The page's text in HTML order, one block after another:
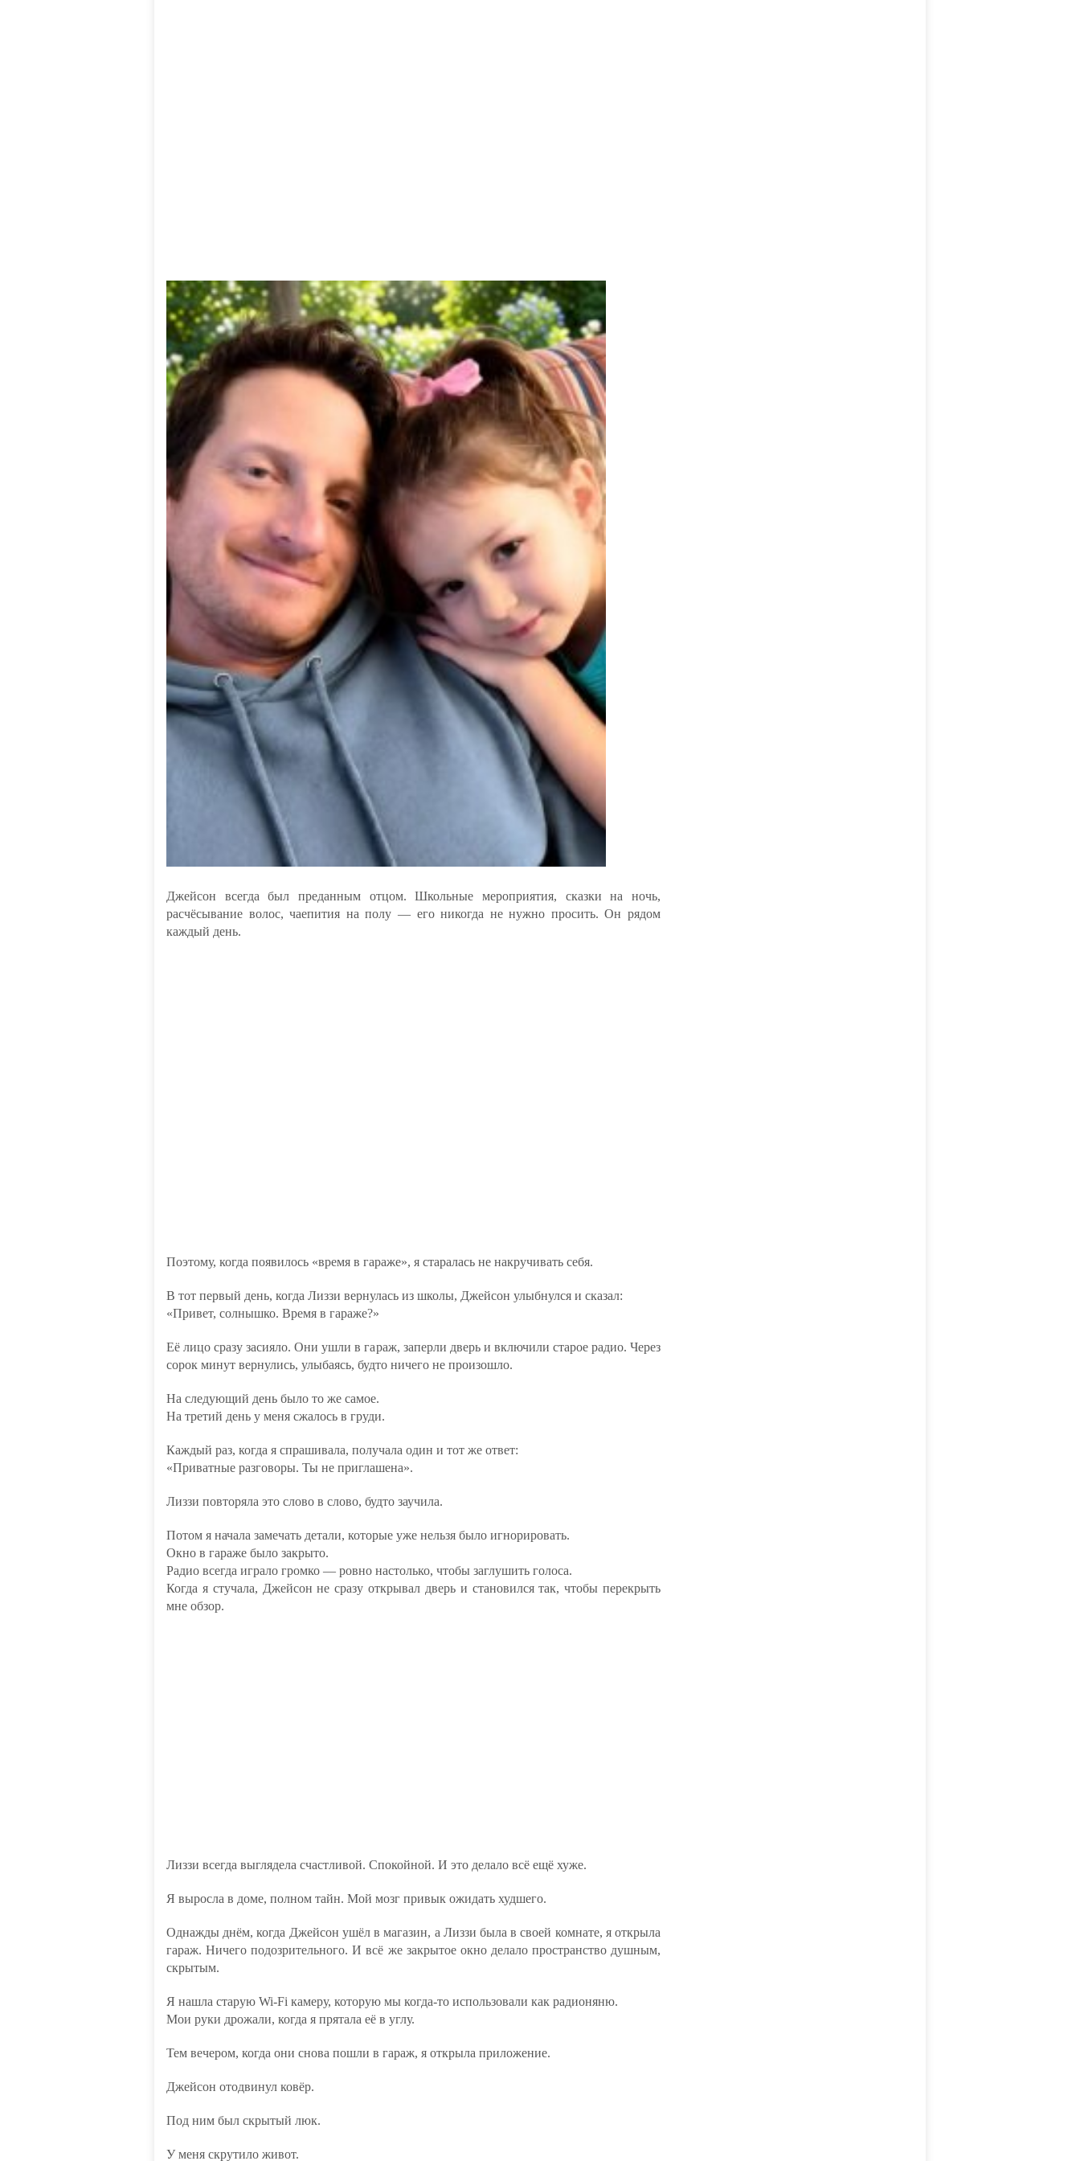
Джейсон всегда был преданным отцом. Школьные мероприятия, сказки на ночь,
расчёсывание волос, чаепития на полу — его никогда не нужно просить. Он рядом
каждый день.
Поэтому, когда появилось «время в гараже», я старалась не накручивать себя.
В тот первый день, когда Лиззи вернулась из школы, Джейсон улыбнулся и сказал:
«Привет, солнышко. Время в гараже?»
Её лицо сразу засияло. Они ушли в гараж, заперли дверь и включили старое радио. Через
сорок минут вернулись, улыбаясь, будто ничего не произошло.
На следующий день было то же самое.
На третий день у меня сжалось в груди.
Каждый раз, когда я спрашивала, получала один и тот же ответ:
«Приватные разговоры. Ты не приглашена».
Лиззи повторяла это слово в слово, будто заучила.
Потом я начала замечать детали, которые уже нельзя было игнорировать.
Окно в гараже было закрыто.
Радио всегда играло громко — ровно настолько, чтобы заглушить голоса.
Когда я стучала, Джейсон не сразу открывал дверь и становился так, чтобы перекрыть
мне обзор.
Лиззи всегда выглядела счастливой. Спокойной. И это делало всё ещё хуже.
Я выросла в доме, полном тайн. Мой мозг привык ожидать худшего.
Однажды днём, когда Джейсон ушёл в магазин, а Лиззи была в своей комнате, я открыла
гараж. Ничего подозрительного. И всё же закрытое окно делало пространство душным,
скрытым.
Я нашла старую Wi-Fi камеру, которую мы когда-то использовали как радионяню.
Мои руки дрожали, когда я прятала её в углу.
Тем вечером, когда они снова пошли в гараж, я открыла приложение.
Джейсон отодвинул ковёр.
Под ним был скрытый люк.
У меня скрутило живот.